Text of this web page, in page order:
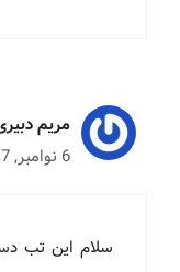
مریم
6 نوامبر, 2017 در 6:23 ق.ظ
سلام این تب